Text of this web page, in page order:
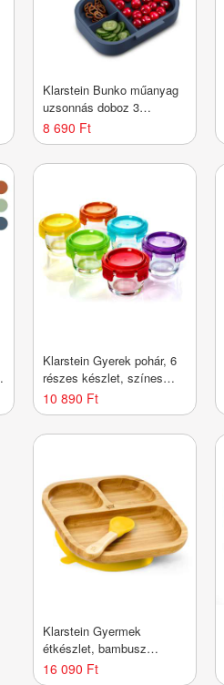
Klarstein Bunko műanyag
uzsonnás doboz 3
rekesszel
8 690 Ft
Klarstein Gyerek pohár, 6
részes készlet, színes
fedelek, légmentesen zárt,
nem áteresztő
10 890 Ft
Klarstein Gyermek
étkészlet, bambusz
tányérral és kanállal, 250
16 090 Ft